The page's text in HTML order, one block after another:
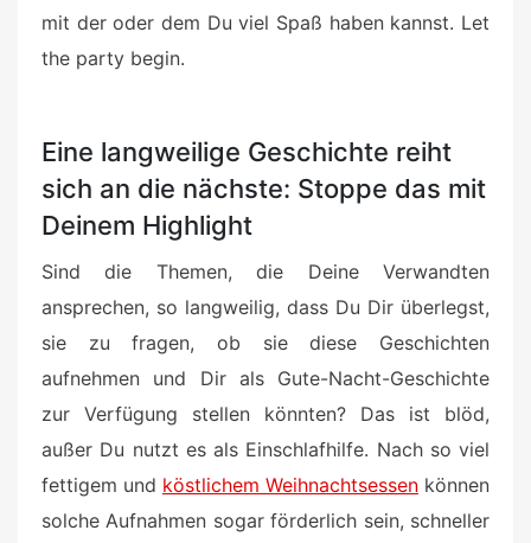
mit der oder dem Du viel Spaß haben kannst. Let
the party begin.
Eine langweilige Geschichte reiht
sich an die nächste: Stoppe das mit
Deinem Highlight
Sind die Themen, die Deine Verwandten
ansprechen, so langweilig, dass Du Dir überlegst,
sie zu fragen, ob sie diese Geschichten
aufnehmen und Dir als Gute-Nacht-Geschichte
zur Verfügung stellen könnten? Das ist blöd,
außer Du nutzt es als Einschlafhilfe. Nach so viel
fettigem und köstlichem Weihnachtsessen können
solche Aufnahmen sogar förderlich sein, schneller